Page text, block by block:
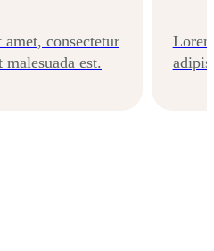
consectetur
est.